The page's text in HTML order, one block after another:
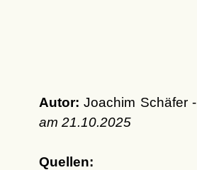
Autor: Joachim Schäfer -
am 21.10.2025
Quellen: